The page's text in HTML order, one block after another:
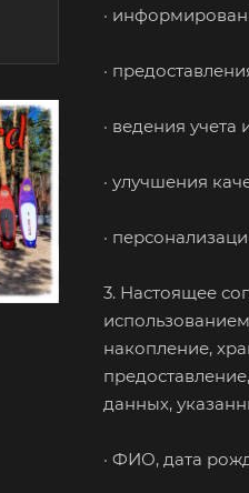
·
·
· ведения учета
· улучшения
·
3. Настоящее
накопление,
данных,
· ФИО, дата